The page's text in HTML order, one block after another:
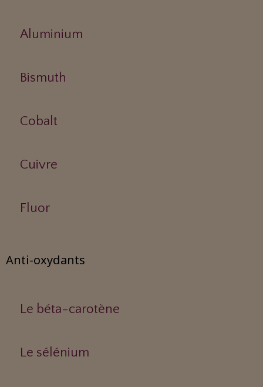
Aluminium
Bismuth
Cobalt
Cuivre
Fluor
Anti-oxydants
Le béta-carotène
Le sélénium